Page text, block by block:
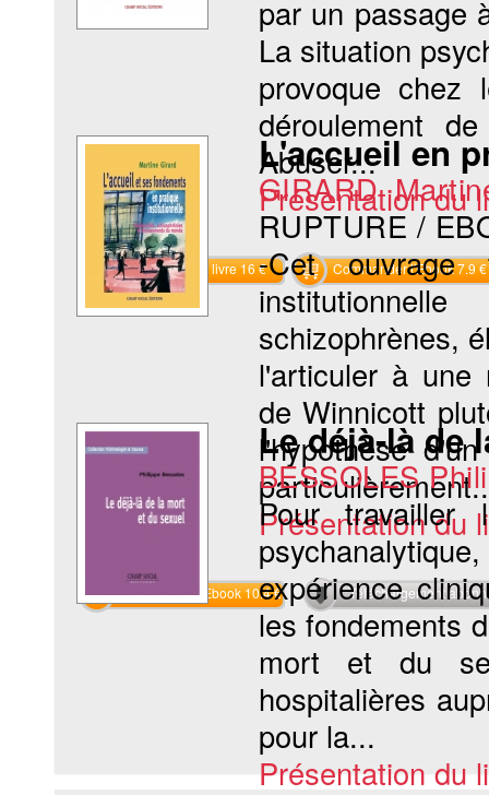
par un passage
La situation
provoque chez
déroulement
Abuser...
Présentation du
Commander le livre 16 € Commander l'Ebook 7.9 €
L'accueil en
GIRARD
RUPTURE /
-Cet ouvrage
schizophrènes,
l'articuler à une
de Winnicott
l'hypothèse
Présentation du
Commander l'Ebook 10.4 € Téléchargement
Le déjà-là de
BESSOLES
Pour travailler
expérience
les fondements
mort et du
hospitalières
pour la...
Présentation du